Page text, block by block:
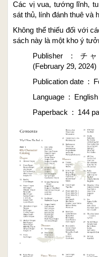
Các vị vua, tướng lĩnh,
sát thủ, lính đánh thuê và
Không thể thiếu đối với
sách này là một kho ý
Publisher ‏ : ‎ チャールズ・イー・タトル出版
(February 29, 2024)
Language ‏ : ‎ English
Paperback ‏ :